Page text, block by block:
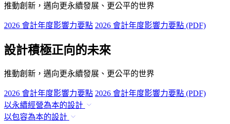
推動創新，邁向更永續發展、更公平的世界
2026 會計年度影響力要點 2026 會計年度影響力要點 (PDF)
設計積極正向的未來
推動創新，邁向更永續發展、更公平的世界
2026 會計年度影響力要點 2026 會計年度影響力要點 (PDF)
以永續經營為本的設計
以包容為本的設計